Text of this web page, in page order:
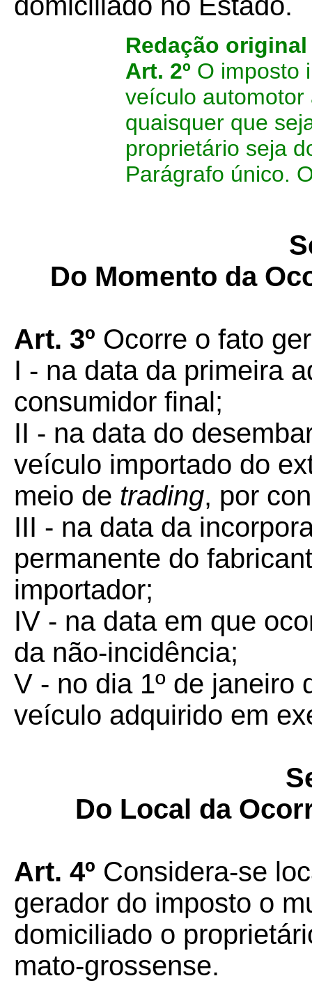
Redação original
Art. 2º O imposto
veículo
quaisquer que
proprietário seja
Parágrafo único.
Do Momento da
Art. 3º Ocorre o fato
I - na data da primeira
consumidor final;
II - na data do
veículo importado do
meio de trading, por
III - na data da
permanente do
importador;
IV - na data em que
da não-incidência;
V - no dia 1º de janeiro
veículo adquirido em
Do Local da
Art. 4º Considera-se
gerador do imposto o
domiciliado o
mato-grossense.